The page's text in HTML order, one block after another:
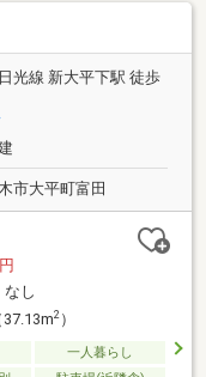
光線 新大平下駅 徒歩
市大平町富田
なし
2）
一人暮らし